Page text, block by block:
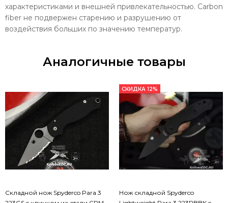
характеристиками и внешней привлекательностью. Carbon
fiber не подвержен старению и разрушению от
воздействия больших по значению температур.
Аналогичные товары
Складной нож Spyderco Para 3
СКИДКА 12%
Нож складной Spyderco